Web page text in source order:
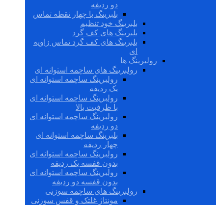
دو ردیفه
بلبرینگ با چهار نقطه تماس
بلبرینگ خود تنظیم
بلبرینگ های کف گرد
بلبرینگ های کف گرد تماس زاویه
ای
رولبرینگ ها
رولبرینگ های ساچمه استوانه ای
رولبرینگ ساچمه استوانه ای
یک ردیفه
رولبرینگ ساچمه استوانه ای
با ظرفیت بالا
رولبرینگ ساچمه استوانه ای
دو ردیفه
بلبرینگ ساچمه استوانه ای
چهار ردیفه
رولبرینگ ساچمه استوانه ای
بدون قفسه یک ردیفه
رولبرینگ ساچمه استوانه ای
بدون قفسه دو ردیفه
رولبرینگ های ساچمه سوزنی
مونتاژ غلتک و قفس سوزنی